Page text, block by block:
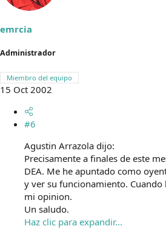
emrcia
Administrador
Miembro del equipo
15 Oct 2002
#6
Agustin Arrazola dijo:
Precisamente a finales de este
DEA. Me he apuntado como
y ver su funcionamiento. Cuando
mi opinion.
Un saludo.
Haz clic para expandir...